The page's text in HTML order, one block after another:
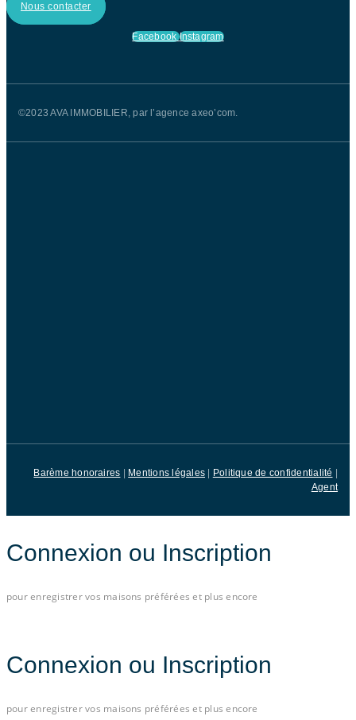
Nous contacter
Facebook Instagram
©2023 AVA IMMOBILIER, par l’agence axeo’com.
Barème honoraires Mentions légales Politique de confidentialité
Agent
Connexion ou Inscription
pour enregistrer vos maisons préférées et plus encore
Connexion ou Inscription
pour enregistrer vos maisons préférées et plus encore